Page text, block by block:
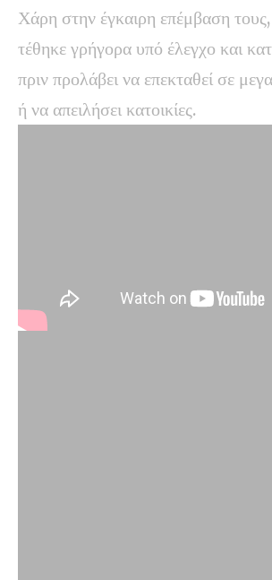
Χάρη στην έγκαιρη επέμβαση
τέθηκε γρήγορα υπό έλεγχο και
πριν προλάβει να επεκταθεί σε
ή να απειλήσει κατοικίες.